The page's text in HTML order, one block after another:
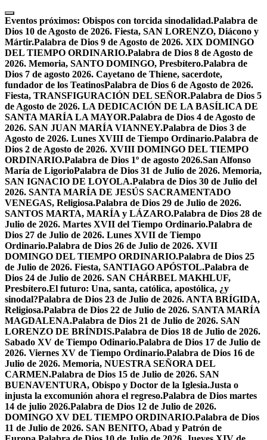
Skip
to
content
Eventos próximos: Obispos con torcida sinodalidad.Palabra de
Dios 10 de Agosto de 2026. Fiesta, SAN LORENZO, Diácono y
Mártir.Palabra de Dios 9 de Agosto de 2026. XIX DOMINGO
DEL TIEMPO ORDINARIO.Palabra de Dios 8 de Agosto de
2026. Memoria, SANTO DOMINGO, Presbítero.Palabra de
Dios 7 de agosto 2026. Cayetano de Thiene, sacerdote,
fundador de los TeatinosPalabra de Dios 6 de Agosto de 2026.
Fiesta, TRANSFIGURACIÓN DEL SEÑOR.Palabra de Dios 5
de Agosto de 2026. LA DEDICACIÓN DE LA BASÍLICA DE
SANTA MARÍA LA MAYOR.Palabra de Dios 4 de Agosto de
2026. SAN JUAN MARÍA VIANNEY.Palabra de Dios 3 de
Agosto de 2026. Lunes XVIII de Tiempo Ordinario.Palabra de
Dios 2 de Agosto de 2026. XVIII DOMINGO DEL TIEMPO
ORDINARIO.Palabra de Dios 1º de agosto 2026.San Alfonso
María de LigorioPalabra de Dios 31 de Julio de 2026. Memoria,
SAN IGNACIO DE LOYOLA.Palabra de Dios 30 de Julio del
2026. SANTA MARÍA DE JESÚS SACRAMENTADO
VENEGAS, Religiosa.Palabra de Dios 29 de Julio de 2026.
SANTOS MARTA, MARÍA y LÁZARO.Palabra de Dios 28 de
Julio de 2026. Martes XVII del Tiempo Ordinario.Palabra de
Dios 27 de Julio de 2026. Lunes XVII de Tiempo
Ordinario.Palabra de Dios 26 de Julio de 2026. XVII
DOMINGO DEL TIEMPO ORDINARIO.Palabra de Dios 25
de Julio de 2026. Fiesta, SANTIAGO APÓSTOL.Palabra de
Dios 24 de Julio de 2026. SAN CHÁRBEL MAKHLUF,
Presbítero.El futuro: Una, santa, católica, apostólica, ¿y
sinodal?Palabra de Dios 23 de Julio de 2026. ANTA BRÍGIDA,
Religiosa.Palabra de Dios 22 de Julio de 2026. SANTA MARÍA
MAGDALENA.Palabra de Dios 21 de Julio de 2026. SAN
LORENZO DE BRÍNDIS.Palabra de Dios 18 de Julio de 2026.
Sabado XV de Tiempo Odinario.Palabra de Dios 17 de Julio de
2026. Viernes XV de Tiempo Ordinario.Palabra de Dios 16 de
Julio de 2026. Memoria, NUESTRA SEÑORA DEL
CARMEN.Palabra de Dios 15 de Julio de 2026. SAN
BUENAVENTURA, Obispo y Doctor de la Iglesia.Justa o
injusta la excomunión ahora el regreso.Palabra de Dios martes
14 de julio 2026.Palabra de Dios 12 de Julio de 2026.
DOMINGO XV DEL TIEMPO ORDINARIO.Palabra de Dios
11 de Julio de 2026. SAN BENITO, Abad y Patrón de